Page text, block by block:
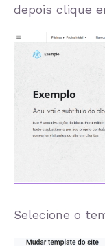
depois clique
Selecione o